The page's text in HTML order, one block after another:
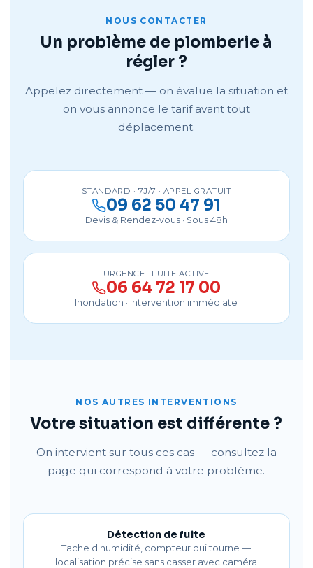
NOUS CONTACTER
Un problème de plomberie à
régler ?
Appelez directement — on évalue la situation et
on vous annonce le tarif avant tout
déplacement.
STANDARD · 7J/7 · APPEL GRATUIT
09 62 50 47 91
Devis & Rendez-vous · Sous 48h
URGENCE · FUITE ACTIVE
06 64 72 17 00
Inondation · Intervention immédiate
NOS AUTRES INTERVENTIONS
Votre situation est différente ?
On intervient sur tous ces cas — consultez la
page qui correspond à votre problème.
Détection de fuite
Tache d'humidité, compteur qui tourne —
localisation précise sans casser avec caméra